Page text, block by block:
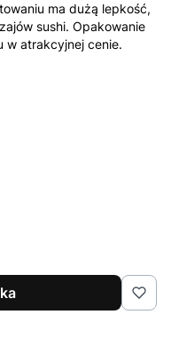
ma dużą lepkość,
sushi. Opakowanie
w atrakcyjnej cenie.